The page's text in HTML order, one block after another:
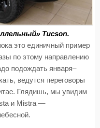
Tucson.
это единичный пример
по этому направлению
подождать января–
ведутся переговоры
Глядишь, мы увидим
и Mistra —